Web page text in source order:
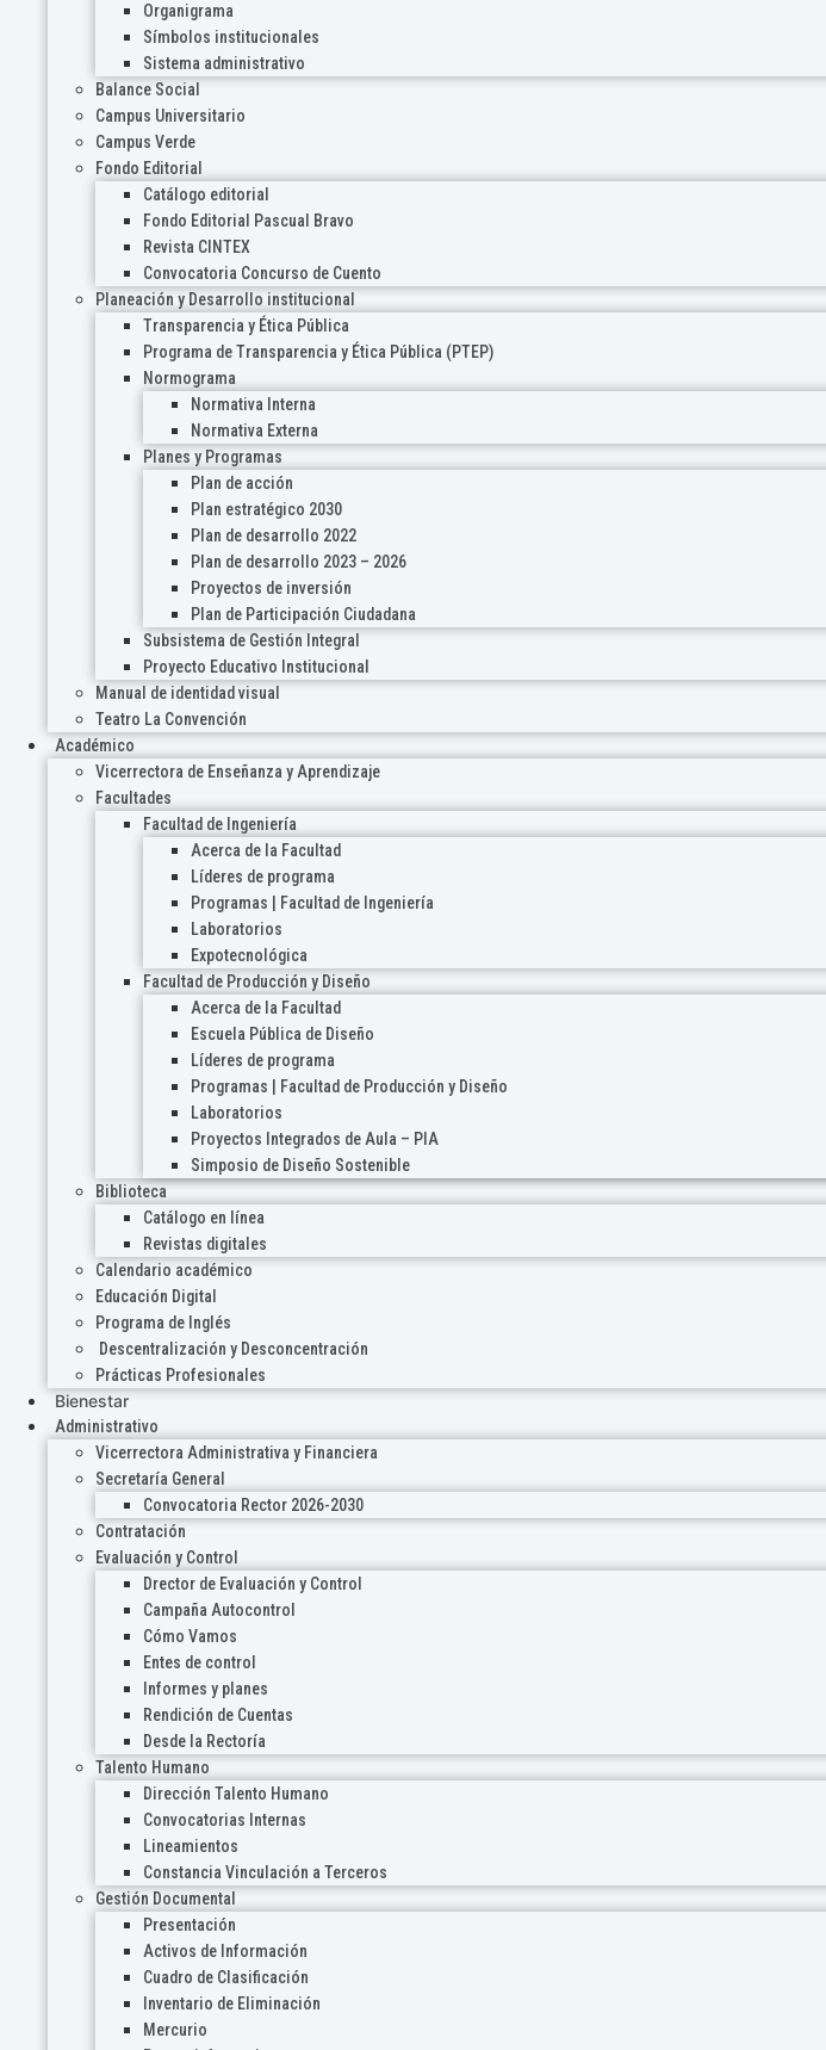
Organigrama
Símbolos institucionales
Sistema administrativo
Balance Social
Campus Universitario
Campus Verde
Fondo Editorial
Catálogo editorial
Fondo Editorial Pascual Bravo
Revista CINTEX
Convocatoria Concurso de Cuento
Planeación y Desarrollo institucional
Transparencia y Ética Pública
Programa de Transparencia y Ética Pública (PTEP)
Normograma
Normativa Interna
Normativa Externa
Planes y Programas
Plan de acción
Plan estratégico 2030
Plan de desarrollo 2022
Plan de desarrollo 2023 – 2026
Proyectos de inversión
Plan de Participación Ciudadana
Subsistema de Gestión Integral
Proyecto Educativo Institucional
Manual de identidad visual
Teatro La Convención
Académico
Vicerrectora de Enseñanza y Aprendizaje
Facultades
Facultad de Ingeniería
Acerca de la Facultad
Líderes de programa
Programas | Facultad de Ingeniería
Laboratorios
Expotecnológica
Facultad de Producción y Diseño
Acerca de la Facultad
Escuela Pública de Diseño
Líderes de programa
Programas | Facultad de Producción y Diseño
Laboratorios
Proyectos Integrados de Aula – PIA
Simposio de Diseño Sostenible
Biblioteca
Catálogo en línea
Revistas digitales
Calendario académico
Educación Digital
Programa de Inglés
Descentralización y Desconcentración
Prácticas Profesionales
Bienestar
Administrativo
Vicerrectora Administrativa y Financiera
Secretaría General
Convocatoria Rector 2026-2030
Contratación
Evaluación y Control
Drector de Evaluación y Control
Campaña Autocontrol
Cómo Vamos
Entes de control
Informes y planes
Rendición de Cuentas
Desde la Rectoría
Talento Humano
Dirección Talento Humano
Convocatorias Internas
Lineamientos
Constancia Vinculación a Terceros
Gestión Documental
Presentación
Activos de Información
Cuadro de Clasificación
Inventario de Eliminación
Mercurio